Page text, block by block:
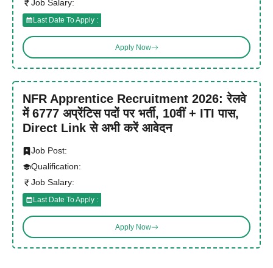
Job Salary:
Last Date To Apply :
Apply Now
NFR Apprentice Recruitment 2026: रेलवे
में 6777 अप्रेंटिस पदों पर भर्ती, 10वीं + ITI पास,
Direct Link से अभी करें आवेदन
Job Post:
Qualification:
Job Salary:
Last Date To Apply :
Apply Now